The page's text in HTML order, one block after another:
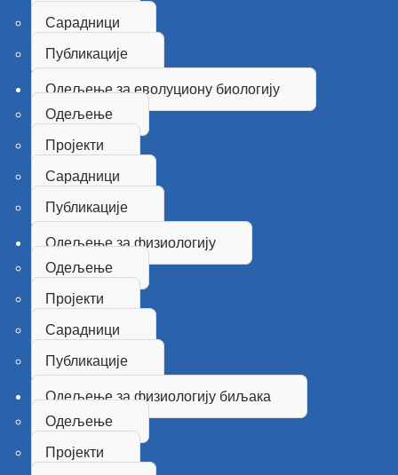
Сарадници
Публикације
Одељење за еволуциону биологију
Одељење
Пројекти
Сарадници
Публикације
Одељење за физиологију
Одељење
Пројекти
Сарадници
Публикације
Одељење за физиологију биљака
Одељење
Пројекти